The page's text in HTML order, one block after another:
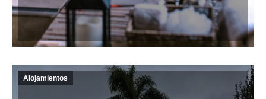
Alojamientos